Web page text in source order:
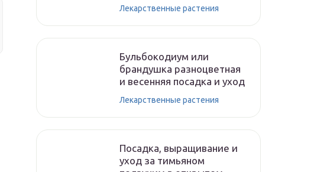
Лекарственные растения
Бульбокодиум или
брандушка разноцветная
и весенняя посадка и уход
Лекарственные растения
Посадка, выращивание и
уход за тимьяном